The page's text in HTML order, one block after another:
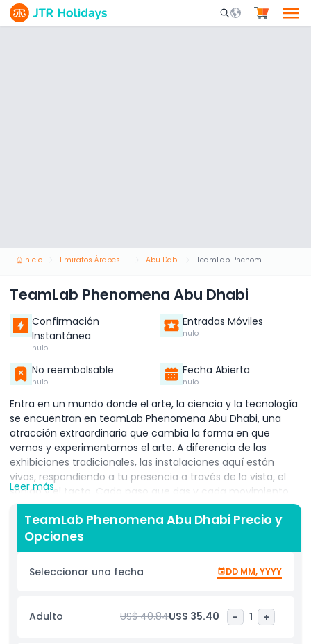
Mobile Search
Inicio Emiratos Árabes Unidos Abu Dabi TeamLab Phenomena Abu Dhabi
TeamLab Phenomena Abu Dhabi
Confirmación
Instantánea
nulo
Entradas Móviles
nulo
No reembolsable
nulo
Fecha Abierta
nulo
Entra en un mundo donde el arte, la ciencia y la tecnología
se encuentran en teamLab Phenomena Abu Dhabi, una
atracción extraordinaria que cambia la forma en que
vemos y experimentamos el arte. A diferencia de las
exhibiciones tradicionales, las instalaciones aquí están
vivas, respondiendo a tu presencia a través de la vista, el
sonido y el tacto. Cada paso que das y cada movimiento
que haces se convierte en parte de la obra misma,
transformándola en tiempo real. Los vastos entornos
digitales están diseñados para evolucionar con su entorno
y las personas que interactúan con ellos, asegurando que
ninguna visita sea igual. Los patrones cambian, los colores
fluyen y los sonidos emergen a medida que interactúas
personal e inolvidable. Más que una galería, teamLab
Phenomena Abu Dhabi es un mundo inmersivo que inspira
Leer más
TeamLab Phenomena Abu Dhabi Precio y
Opciones
Seleccionar una fecha DD MM, YYYY
Adulto US$ 40.84US$ 35.40 - 1 +